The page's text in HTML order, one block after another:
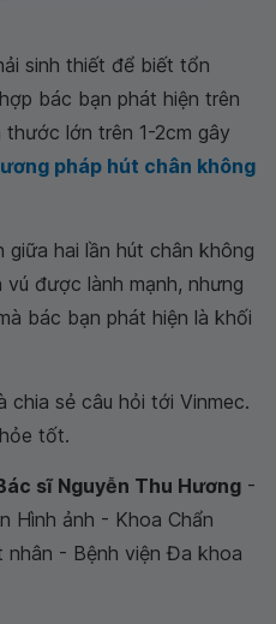
sinh thiết để biết tổn
bác bạn phát hiện trên
lớn trên 1-2cm gây
pháp hút chân không
hai lần hút chân không
được lành mạnh, nhưng
bác bạn phát hiện là khối
chia sẻ câu hỏi tới Vinmec.
tốt.
sĩ Nguyễn Thu Hương -
Hình ảnh - Khoa Chẩn
nhân - Bệnh viện Đa khoa